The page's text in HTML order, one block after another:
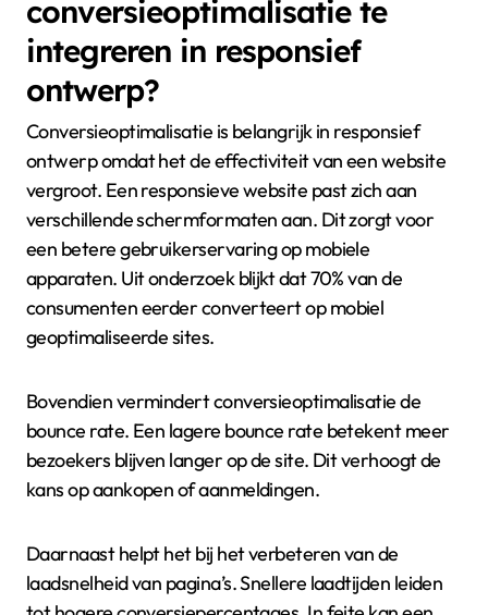
responsieve websites de laadtijd optimaliseren, wat
ook de conversies bevordert. Tot slot is het belangrijk
dat bedrijven hun conversiepercentages regelmatig
meten om de effectiviteit van responsief ontwerp te
evalueren.
Waarom is het belangrijk om
conversieoptimalisatie te
integreren in responsief
ontwerp?
ontwerp omdat het de effectiviteit van een website
vergroot. Een responsieve website past zich aan
verschillende schermformaten aan. Dit zorgt voor
een betere gebruikerservaring op mobiele
apparaten. Uit onderzoek blijkt dat 70% van de
geoptimaliseerde sites.